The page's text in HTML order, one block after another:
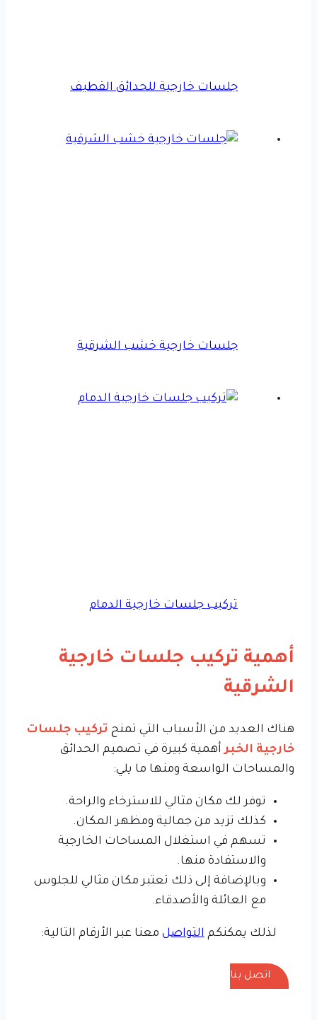
جلسات خارجية للحدائق القطيف
جلسات خارجية خشب الشرقية
تركيب جلسات خارجية الدمام
أهمية تركيب جلسات خارجية
الشرقية
هناك العديد من الأسباب التي تمنح تركيب جلسات
خارجية الخبرأهمية كبيرة في تصميم الحدائق
والمساحات الواسعة ومنها ما يلي:
توفر لك مكان مثالي للاسترخاء والراحة.
كذلك تزيد من جمالية ومظهر المكان.
تسهم في استغلال المساحات الخارجية
والاستفادة منها.
وبالإضافة إلى ذلك تعتبر مكان مثالي للجلوس
مع العائلة والأصدقاء.
لذلك يمكنكمالتواصل معنا عبر الأرقام التالية:
اتصل بنا